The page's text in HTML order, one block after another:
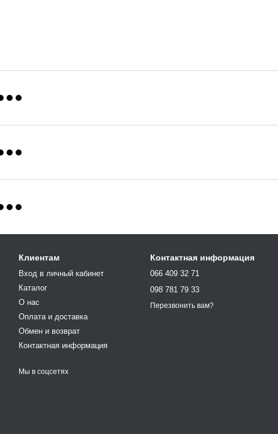
Клиентам
Вход в личный кабинет
Каталог
О нас
Оплата и доставка
Обмен и возврат
Контактная информация
Мы в соцсетях
Контактная информация
066 409 32 71
098 781 79 33
Перезвонить вам?